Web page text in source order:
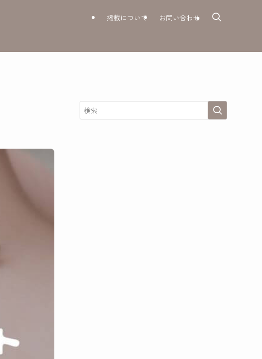
掲載について お問い合わせ